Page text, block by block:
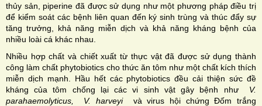
thủy sản, piperine đã được sử dụng như một phương pháp điều trị
để kiểm soát các bệnh liên quan đến ký sinh trùng và thúc đẩy sự
tăng trưởng, khả năng miễn dịch và khả năng kháng bệnh của
nhiều loài cá khác nhau.
Nhiều hợp chất và chiết xuất từ thực vật đã được sử dụng thành
công làm chất phytobiotics cho thức ăn tôm như một chất kích thích
miễn dịch mạnh. Hầu hết các phytobiotics đều cải thiện sức đề
kháng của tôm chống lại các vi sinh vật gây bệnh như V.
parahaemolyticus, V. harveyivà virus hội chứng Đốm trắng